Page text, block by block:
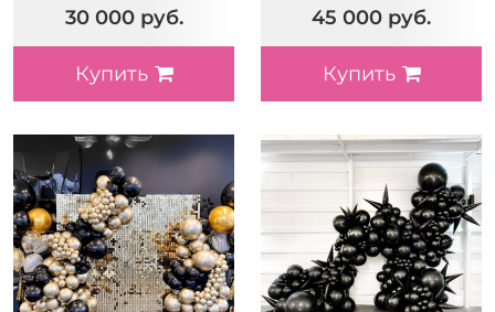
30 000 руб.
Купить
45 000 руб.
Купить